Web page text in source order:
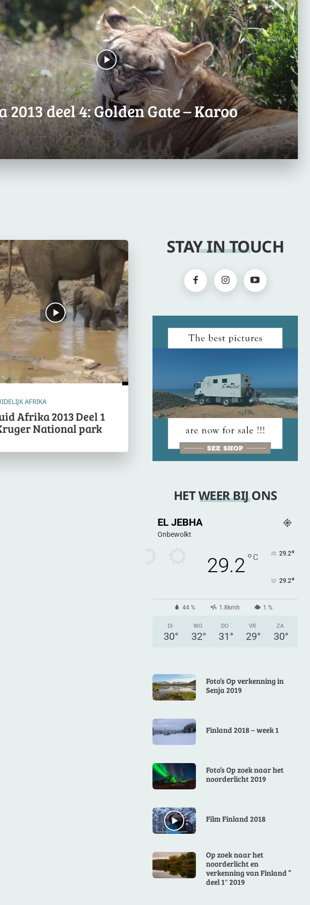
deel 4: Golden Gate – Karoo
AFRIKA
Afrika 2013 Deel 1
National park
STAY IN TOUCH
HET WEER BIJ ONS
EL JEBHA
Onbewolkt
29.2°C 29.2°
29.2°
44 % 1.8kmh 1 %
DI
30°
WO
32°
DO
31 °
VR
29°
ZA
30°
Foto’s Op verkenning in
Senja 2019
Finland 2018 – week 1
Foto’s Op zoek naar het
noorderlicht 2019
Film Finland 2018
Op zoek naar het
noorderlicht en
verkenning van Finland ”
deel 1″ 2019